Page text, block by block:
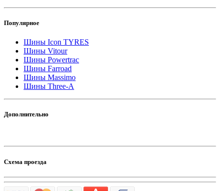
Популярное
Шины Icon TYRES
Шины Vitour
Шины Powertrac
Шины Farroad
Шины Massimo
Шины Three-A
Дополнительно
Схема проезда